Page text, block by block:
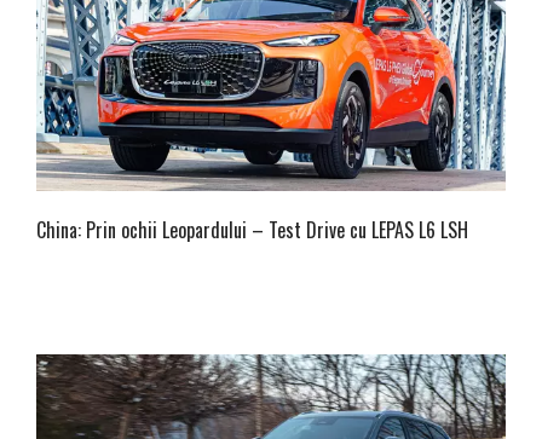
China: Prin ochii Leopardului – Test Drive cu LEPAS L6 LSH